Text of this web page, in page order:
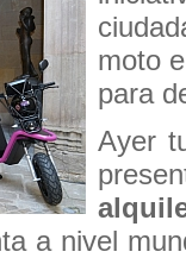
moto
para
Ayer
a nivel